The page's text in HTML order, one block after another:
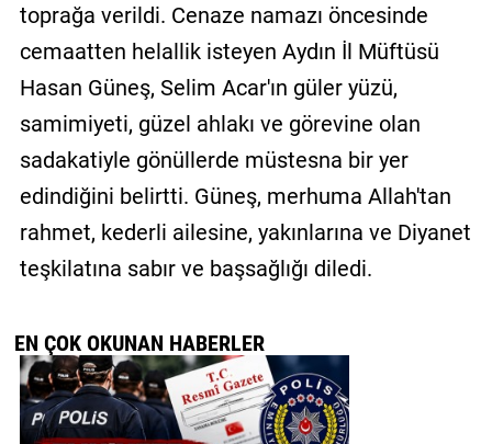
toprağa verildi. Cenaze namazı öncesinde
cemaatten helallik isteyen Aydın İl Müftüsü
Hasan Güneş, Selim Acar'ın güler yüzü,
samimiyeti, güzel ahlakı ve görevine olan
sadakatiyle gönüllerde müstesna bir yer
edindiğini belirtti. Güneş, merhuma Allah'tan
rahmet, kederli ailesine, yakınlarına ve Diyanet
teşkilatına sabır ve başsağlığı diledi.
EN ÇOK OKUNAN HABERLER